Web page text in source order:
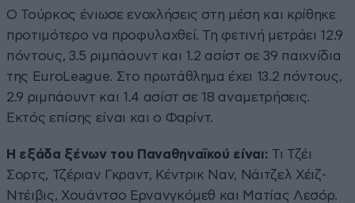
Ο Τούρκος ένιωσε ενοχλήσεις στη μέση και κρίθηκε
προτιμότερο να προφυλαχθεί. Τη φετινή μετράει 12.9
πόντους, 3.5 ριμπάουντ και 1.2 ασίστ σε 39 παιχνίδια
της EuroLeague. Στο πρωτάθλημα έχει 13.2 πόντους,
2.9 ριμπάουντ και 1.4 ασίστ σε 18 αναμετρήσεις.
Εκτός επίσης είναι και ο Φαρίντ.
Η εξάδα ξένων του Παναθηναϊκού είναι: Τι Τζέι
Σορτς, Τζέριαν Γκραντ, Κέντρικ Ναν, Νάιτζελ Χέιζ-
Ντέιβις, Χουάντσο Ερνανγκόμεθ και Ματίας Λεσόρ.